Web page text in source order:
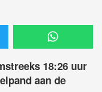
18:26 uur
aan de